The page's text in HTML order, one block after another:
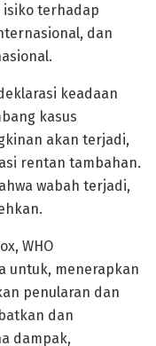
terhadap
dan
keadaan
kasus
akan terjadi,
rentan tambahan.
wabah terjadi,
WHO
untuk, menerapkan
penularan dan
dan
dampak,